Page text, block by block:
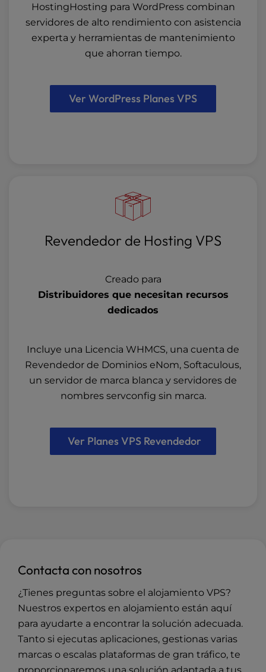
HostingHosting para WordPress combinan
servidores de alto rendimiento con asistencia
experta y herramientas de mantenimiento
que ahorran tiempo.
Ver WordPress Planes VPS
Revendedor de Hosting VPS
Creado para
Distribuidores que necesitan recursos
dedicados
Incluye una Licencia WHMCS, una cuenta de
Revendedor de Dominios eNom, Softaculous,
un servidor de marca blanca y servidores de
nombres servconfig sin marca.
Ver Planes VPS Revendedor
Contacta con nosotros
¿Tienes preguntas sobre el alojamiento VPS?
Nuestros expertos en alojamiento están aquí
para ayudarte a encontrar la solución adecuada.
Tanto si ejecutas aplicaciones, gestionas varias
marcas o escalas plataformas de gran tráfico, te